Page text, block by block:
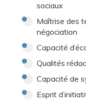
sociaux
Maîtrise des
négociation
Capacité
Qualités
Capacité de
Esprit